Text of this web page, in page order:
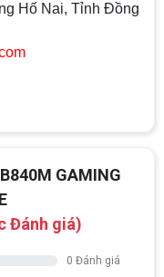
Hố Nai, Tỉnh Đồng
GAMING
Đánh giá)
0 Đánh giá